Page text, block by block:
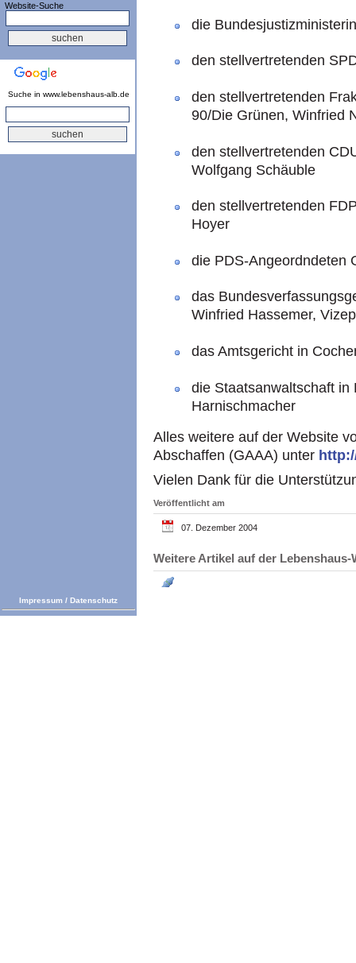
Website-Suche
Suche in www.lebenshaus-alb.de
die
den stellvertretenden
den stellvertretenden
90/Die Grünen, Winfried
den stellvertretenden
Wolfgang Schäuble
den stellvertretenden
Hoyer
die PDS-Angeordndeten
das
Winfried Hassemer,
das Amtsgericht in
die Staatsanwaltschaft in
Harnischmacher
Alles weitere auf der Website
Abschaffen (GAAA) unter
Vielen Dank für die
Veröffentlicht am
07. Dezember 2004
Weitere Artikel auf der
Impressum / Datenschutz